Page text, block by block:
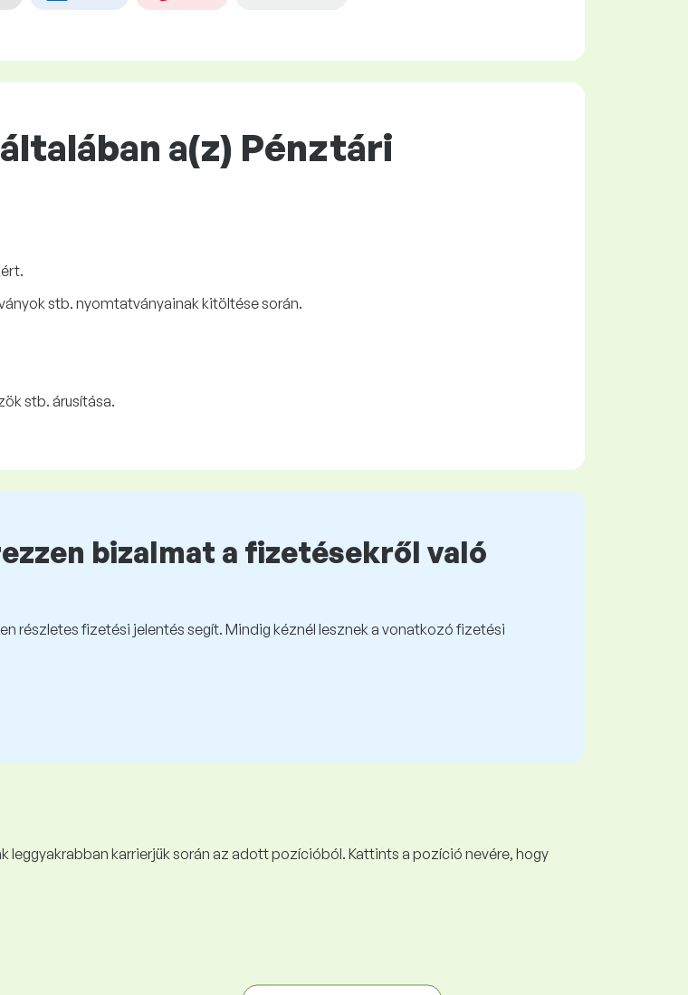
a(z) Pénztári
stb. nyomtatványainak kitöltése során.
stb. árusítása.
bizalmat a fizetésekről való
részletes fizetési jelentés segít. Mindig kéznél lesznek a vonatkozó fizetési
karrierjük során az adott pozícióból. Kattints a pozíció nevére, hogy